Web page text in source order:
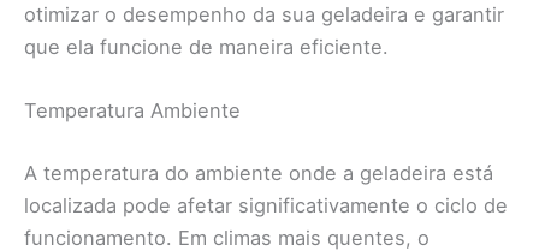
otimizar o desempenho da sua geladeira e garantir
que ela funcione de maneira eficiente.
Temperatura Ambiente
A temperatura do ambiente onde a geladeira está
localizada pode afetar significativamente o ciclo de
funcionamento. Em climas mais quentes, o